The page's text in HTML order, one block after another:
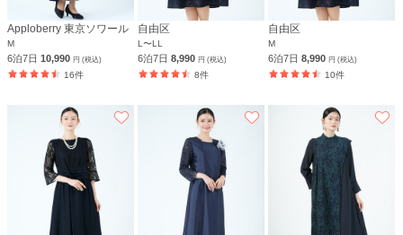
Apploberry 東京ソワール
M
6泊7日 10,990 円 (税込)
16件
自由区
L〜LL
6泊7日8,990円 (税込)
8件
自由区
M
6泊7日8,990円 (税込)
10件